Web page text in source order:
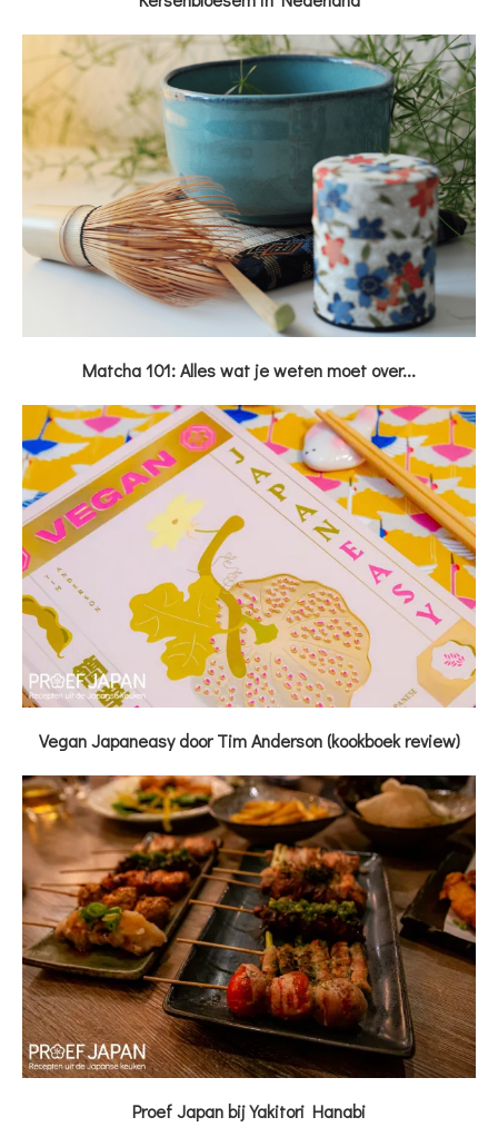
Matcha 101: Alles wat je weten moet over...
Vegan Japaneasy door Tim Anderson (kookboek review)
Proef Japan bij Yakitori Hanabi